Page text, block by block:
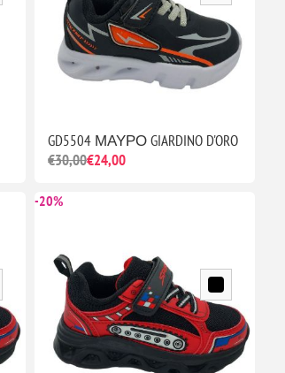
GD5504 ΜΑΥΡΟ GIARDINO D'ORO
€30,00€24,00
-20%